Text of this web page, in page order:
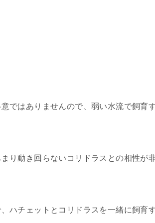
ではありませんので、弱い水流で飼育
り動き回らないコリドラスとの相性が
ハチェットとコリドラスを一緒に飼育